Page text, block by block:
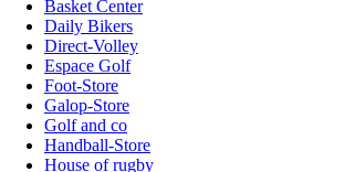
Basket Center
Daily Bikers
Direct-Volley
Espace Golf
Foot-Store
Galop-Store
Golf and co
Handball-Store
House of rugby